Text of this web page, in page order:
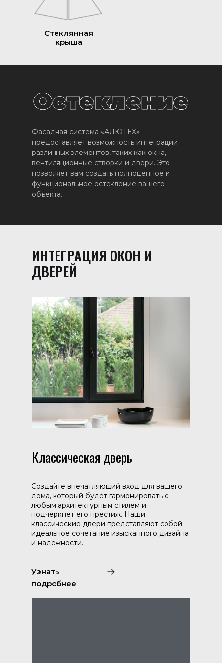
Стеклянная
крыша
Фасадная система «АЛЮТЕХ»
предоставляет возможность интеграции
различных элементов, таких как окна,
вентиляционные створки и двери. Это
позволяет вам создать полноценное и
функциональное остекление вашего
объекта.
Узнать
подробнее
ИНТЕГРАЦИЯ ОКОН И
ДВЕРЕЙ
Создайте впечатляющий вход для вашего
дома, который будет гармонировать с
любым архитектурным стилем и
подчеркнет его престиж. Наши
классические двери представляют собой
идеальное сочетание изысканного дизайна
и надежности.
Классическая дверь